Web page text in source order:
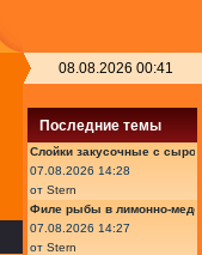
08.08.2026 00:41
Последние темы
Слойки закусочные с
07.08.2026 14:28
от Stern
Филе рыбы в лимонно-
07.08.2026 14:27
от Stern